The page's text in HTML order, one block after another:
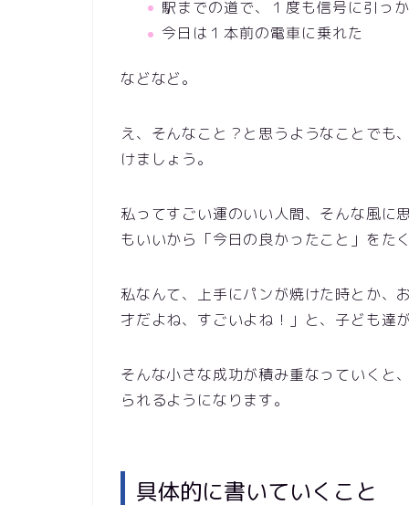
駅までの道で、１度も信号に引っ
今日は１本前の電車に乗れた
などなど。
え、そんなこと？と思うようなことでも
けましょう。
私ってすごい運のいい人間、そんな風に
もいいから「今日の良かったこと」をた
私なんて、上手にパンが焼けた時とか、
才だよね、すごいよね！」と、子ども達
そんな小さな成功が積み重なっていくと
られるようになります。
具体的に書いていくこと